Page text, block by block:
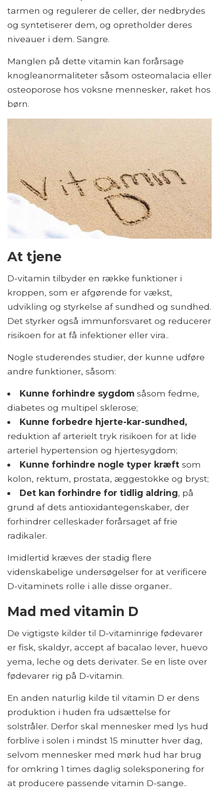
tarmen og regulerer de celler, der nedbrydes
og syntetiserer dem, og opretholder deres
niveauer i dem. Sangre.
Manglen på dette vitamin kan forårsage
knogleanormaliteter såsom osteomalacia eller
osteoporose hos voksne mennesker, raket hos
børn.
At tjene
D-vitamin tilbyder en række funktioner i
kroppen, som er afgørende for vækst,
udvikling og styrkelse af sundhed og sundhed.
Det styrker også immunforsvaret og reducerer
risikoen for at få infektioner eller vira..
Nogle studerendes studier, der kunne udføre
andre funktioner, såsom:
Kunne forhindre sygdomsåsom fedme,
diabetes og multipel sklerose;
Kunne forbedre hjerte-kar-sundhed,
reduktion af arterielt tryk risikoen for at lide
arteriel hypertension og hjertesygdom;
Kunne forhindre nogle typer kræftsom
kolon, rektum, prostata, æggestokke og bryst;
Det kan forhindre for tidlig aldring, på
grund af dets antioxidantegenskaber, der
forhindrer celleskader forårsaget af frie
radikaler.
Imidlertid kræves der stadig flere
videnskabelige undersøgelser for at verificere
D-vitaminets rolle i alle disse organer..
Mad med vitamin D
De vigtigste kilder til D-vitaminrige fødevarer
er fisk, skaldyr, accept af bacalao lever, huevo
yema, leche og dets derivater. Se en liste over
fødevarer rig på D-vitamin.
En anden naturlig kilde til vitamin D er dens
produktion i huden fra udsættelse for
solstråler. Derfor skal mennesker med lys hud
forblive i solen i mindst 15 minutter hver dag,
selvom mennesker med mørk hud har brug
for omkring 1 times daglig soleksponering for
at producere passende vitamin D-sange..